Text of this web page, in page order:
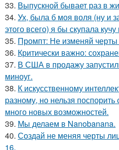
33. Выпускной бывает раз в
34. Ух, была б моя воля (ну и
этого всего) я бы скупала кучу
35. Промпт: Не изменяй черты
36. Критически важно:
37. В США в продажу
миноуг.
38. К искусственному
разному, но нельзя поспорить
много новых возможностей.
39. Мы делаем в Nanobanana.
40. Создай не меняя черты
16.